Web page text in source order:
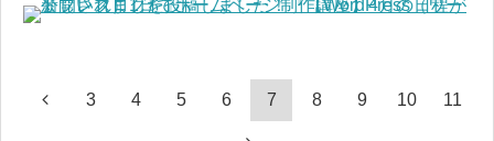
3 4 5 6 7 8 9 10 11